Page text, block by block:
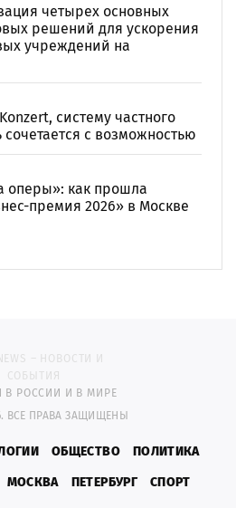
четырех основных
решений для ускорения
учреждений на
систему частного
сочетается с возможностью
оперы»: как прошла
премия 2026» в Москве
В РОССИИ И В МИРЕ
ВСЕ ПРАВА ЗАЩИЩЕНЫ
ОБЩЕСТВО
ПОЛИТИКА
МОСКВА ПЕТЕРБУРГ
СПОРТ